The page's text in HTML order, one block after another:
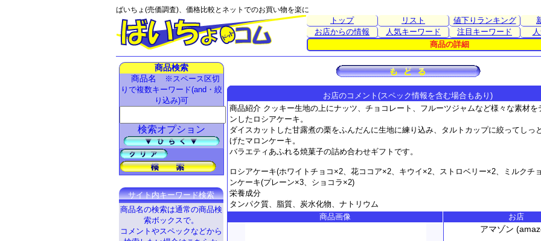
ばいちょ(売価調査)、価格比較とネットでのお買い物を楽に
トップ リスト 値下りランキング
お店からの情報
人気キーワード 注目キーワード
商品の詳細
お店のコメント(スペック情報を含む場合もあり)
商品紹介 クッキー生地の上にナッツ、チョコレート、フルーツジャムなど様々な素材を
ンしたロシアケーキ。
ダイスカットした甘露煮の栗をふんだんに生地に練り込み、タルトカップに絞ってしっ
げたマロンケーキ。
バラエティあふれる焼菓子の詰め合わせギフトです。
ロシアケーキ(ホワイトチョコ×2、花ココア×2、キウイ×2、ストロベリー×2、ミルクチ
ンケーキ(プレーン×3、ショコラ×2)
栄養成分
タンパク質、脂質、炭水化物、ナトリウム
商品画像
お店
アマゾン
商品検索
商品名
※スペース区切
りで複数キーワード(and・絞
り込み)可
検索オプション
サイト内キーワード検索
商品名の検索は通常の商品検
索ボックスで。
コメントやスペックなどから